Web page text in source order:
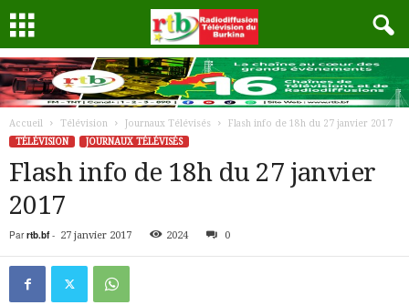
Accueil Télévision Journaux Télévisés
Flash info de 18h du 27 janvier 2017
TÉLÉVISION
JOURNAUX TÉLÉVISÉS
Flash info de 18h du 27 janvier
2017
Par rtb.bf- 27 janvier 2017 2024 0